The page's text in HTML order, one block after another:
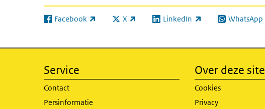
Facebook
(externe link) X
(externe link) LinkedIn
(externe link) WhatsApp
(externe link)
Service
Contact
Persinformatie
Over deze site
Cookies
Privacy